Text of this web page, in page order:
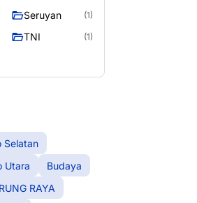
RAYA
Seruyan (1)
TNI (1)
Selatan
Utara
Budaya
RAYA